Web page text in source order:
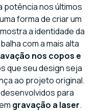
potência nos últimos
forma de criar um
a identidade da
com a mais alta
nos copos e
que seu design seja
ao projeto original.
para
gravação a laser.